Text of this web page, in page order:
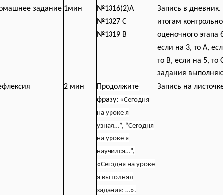
задание 1мин
№1316(2)А
№1327 С
№1319 В
Запись в дневник.
итогам
оценочного этапа
если на 3, то А,
то В, если на 5, то
задания
2 мин
Продолжите
фразу: «Сегодня
на уроке я
узнал…”, “Сегодня
на уроке я
научился…”,
«Сегодня на уроке
я выполнял
задания: …».
Запись на